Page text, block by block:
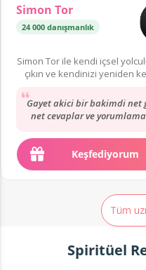
Simon Tor
24 000 danışmanlık
Simon Tor ile kendi içsel
çıkın ve kendinizi yeniden
Gayet akici bir bakimdi net
net cevaplar ve
iyidi Simon Bey’in. Tavsiye
Keşfediyorum
Tüm
Spiritüel